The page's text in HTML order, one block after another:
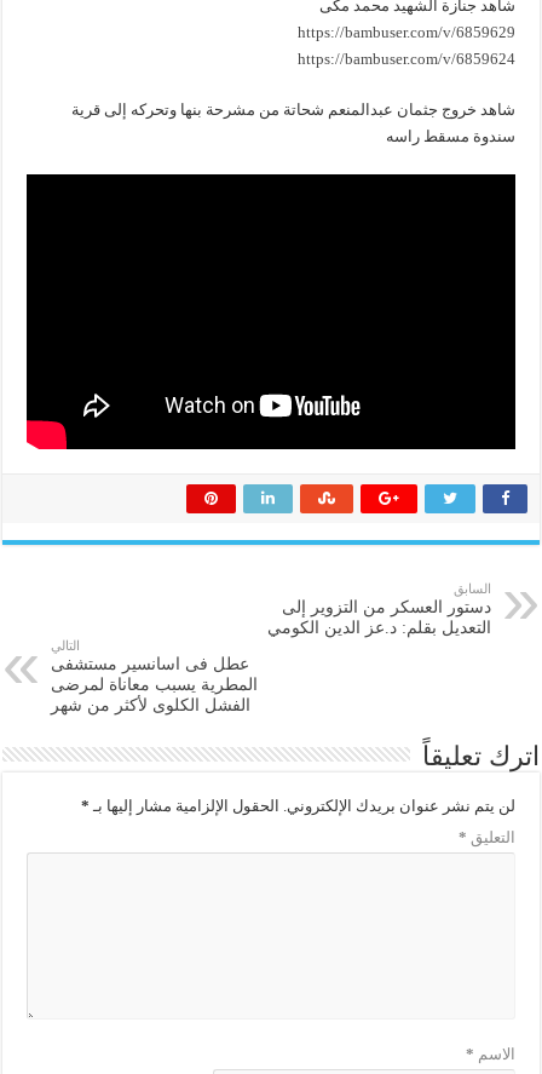
شاهد جنازة الشهيد محمد مكى
https://bambuser.com/v/6859629
https://bambuser.com/v/6859624
شاهد خروج جثمان عبدالمنعم شحاتة من مشرحة بنها وتحركه إلى قرية
سندوة مسقط راسه
السابق
دستور العسكر من التزوير إلى
التعديل بقلم: د.عز الدين الكومي
التالي
عطل فى اسانسير مستشفى
المطرية يسبب معاناة لمرضى
الفشل الكلوى لأكثر من شهر
اترك تعليقاً
لن يتم نشر عنوان بريدك الإلكتروني. الحقول الإلزامية مشار إليها بـ *
التعليق *
الاسم *